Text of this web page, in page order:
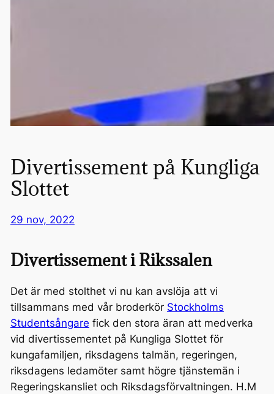
Divertissement på Kungliga
Slottet
29 nov, 2022
Divertissement i Rikssalen
Det är med stolthet vi nu kan avslöja att vi
tillsammans med vår broderkör Stockholms
Studentsångare fick den stora äran att medverka
vid divertissementet på Kungliga Slottet för
kungafamiljen, riksdagens talmän, regeringen,
riksdagens ledamöter samt högre tjänstemän i
Regeringskansliet och Riksdagsförvaltningen. H.M